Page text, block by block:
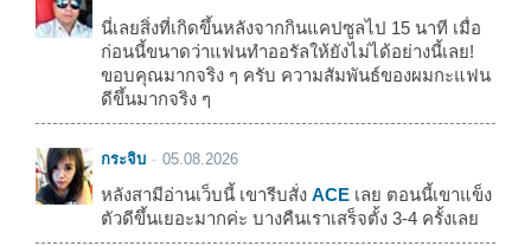
นี่เลยสิ่งที่เกิดขึ้นหลังจากกินแคปซูลไป 15 นาที เมื่อ
ก่อนนี้ขนาดว่าแฟนทำออรัลให้ยังไม่ได้อย่างนี้เลย!
ขอบคุณมากจริง ๆ ครับ ความสัมพันธ์ของผมกะแฟน
ดีขึ้นมากจริง ๆ
กระจิบ 05.08.2026
หลังสามีอ่านเว็บนี้ เขารีบสั่ง ACE เลย ตอนนี้เขาแข็ง
ตัวดีขึ้นเยอะมากค่ะ บางคืนเราเสร็จตั้ง 3-4 ครั้งเลย